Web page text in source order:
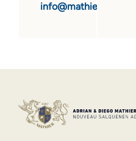
info@mathier.com